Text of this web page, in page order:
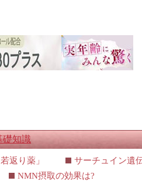
礎知識
返り薬」
サーチュイン遺
NMN摂取の効果は?